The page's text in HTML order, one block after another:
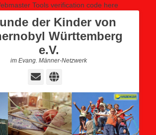
Tools verification code here
der Kinder von
Württemberg
e.V.
im Evang. Männer-Netzwerk
E-
Website